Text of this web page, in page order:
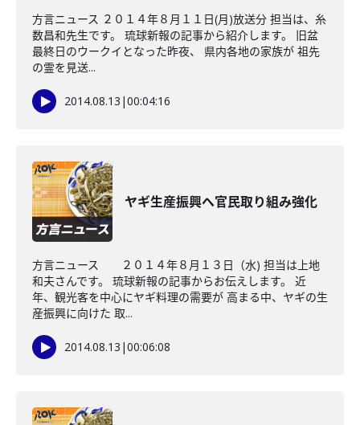
方言ニュース ２０１４年８月１１日(月)放送分 担当は、糸
数昌和先生です。 琉球新報の記事から紹介します。 旧盆
最終日のウークイとなった昨夜、 県内各地の家族が 祖先
の霊を見送...
2014.08.13 |00:04:16
ヤギ生産振興へ官民取り組み強化
方言ニュース ２０１４年８月１３日（水) 担当は上地
和夫さんです。 琉球新報の記事からお伝えします。 近
年、観光客を中心にヤギ料理の需要が 高まる中、ヤギの生
産振興に向けた 取...
2014.08.13 |00:06:08